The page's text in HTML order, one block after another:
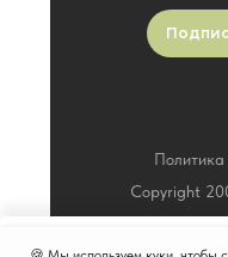
Политика
Copyright